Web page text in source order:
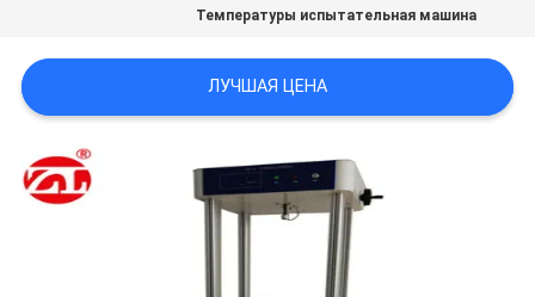
SITEMAP
PRIVACY
POLICY
Температуры испытательная машина
ЛУЧШАЯ ЦЕНА